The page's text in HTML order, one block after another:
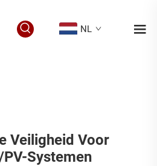
NL
Veiligheid Voor
Systemen